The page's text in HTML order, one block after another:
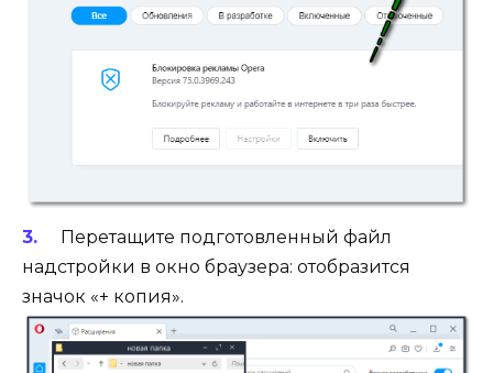
Перетащите подготовленный файл
надстройки в окно браузера: отобразится
значок «+ копия».